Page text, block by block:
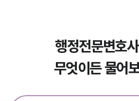
행정전문변호
무엇이든 물어